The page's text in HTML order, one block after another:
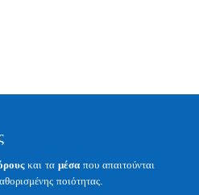
και τα μέσαπου απαιτούνται
ποιότητας.